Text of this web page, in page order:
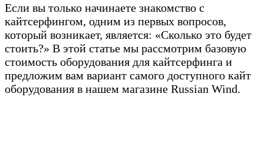
Если вы только начинаете знакомство с
кайтсерфингом, одним из первых вопросов,
который возникает, является: «Сколько это будет
стоить?» В этой статье мы рассмотрим базовую
стоимость оборудования для кайтсерфинга и
предложим вам вариант самого доступного кайт
оборудования в нашем магазине Russian Wind.